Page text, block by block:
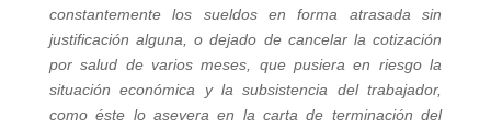
constantemente los sueldos en forma atrasada sin
justificación alguna, o dejado de cancelar la cotización
por salud de varios meses, que pusiera en riesgo la
situación económica y la subsistencia del trabajador,
como éste lo asevera en la carta de terminación del